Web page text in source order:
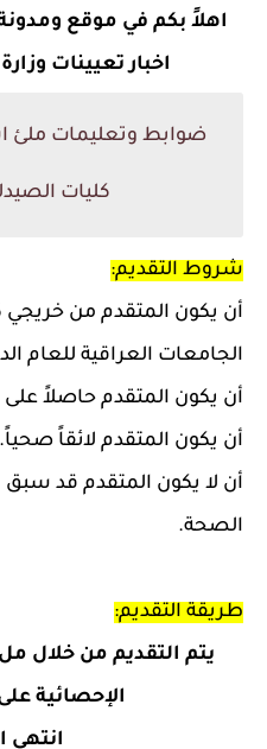
اهلاً بكم في موقع
اخبار تعيينات
ضوابط وتعليمات ملئ
كليات
شروط التقديم:
أن يكون المتقدم من خريجي
الجامعات العراقية للعام الدراسي
أن يكون المتقدم حاصلاً على
أن يكون المتقدم لائقاً صحياً.
أن لا يكون المتقدم قد سبق
الصحة.
طريقة التقديم:
يتم التقديم من خلال
الإحصائية
انتهى